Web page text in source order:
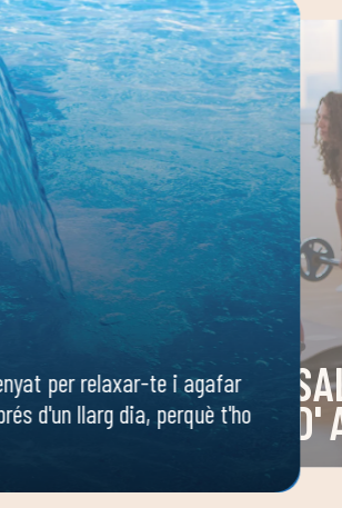
per relaxar-te i agafar
d'un llarg dia, perquè t'ho
D'